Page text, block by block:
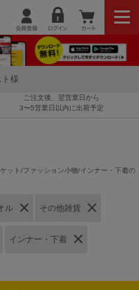
ト様
ご注文後、翌営業日から
3〜5営業日以内に出荷予定
ット/ファッション小物/インナー・下着の
ル その他雑貨
インナー・下着